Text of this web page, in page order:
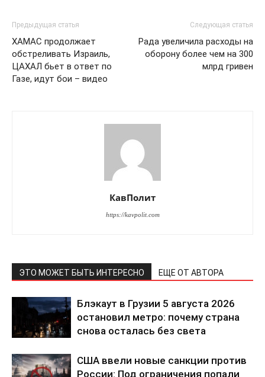
Предыдущая статья
ХАМАС продолжает
обстреливать Израиль,
ЦАХАЛ бьет в ответ по
Газе, идут бои – видео
Следующая статья
Рада увеличила расходы на
оборону более чем на 300
млрд гривен
КавПолит
https://kavpolit.com
ЭТО МОЖЕТ БЫТЬ ИНТЕРЕСНО ЕЩЕ ОТ АВТОРА
Блэкаут в Грузии 5 августа 2026
остановил метро: почему страна
снова осталась без света
США ввели новые санкции против
России: Под ограничения попали